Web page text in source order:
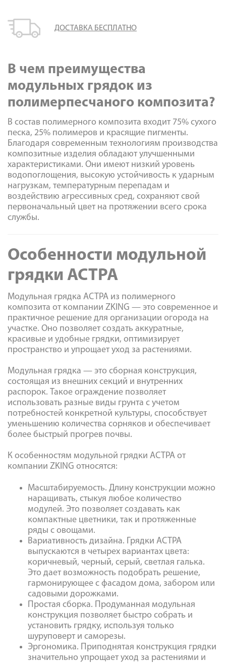
ДОСТАВКА БЕСПЛАТНО
В чем преимущества
модульных грядок из
полимерпесчаного композита?
В состав полимерного композита входит 75% сухого
песка, 25% полимеров и красящие пигменты.
Благодаря современным технологиям производства
композитные изделия обладают улучшенными
характеристиками. Они имеют низкий уровень
водопоглощения, высокую устойчивость к ударным
нагрузкам, температурным перепадам и
воздействию агрессивных сред, сохраняют свой
первоначальный цвет на протяжении всего срока
службы.
Особенности модульной
грядки АСТРА
Модульная грядка АСТРА из полимерного
композита от компании ZKING — это современное и
практичное решение для организации огорода на
участке. Оно позволяет создать аккуратные,
красивые и удобные грядки, оптимизирует
пространство и упрощает уход за растениями.
Модульная грядка — это сборная конструкция,
состоящая из внешних секций и внутренних
распорок. Такое ограждение позволяет
использовать разные виды грунта с учетом
потребностей конкретной культуры, способствует
уменьшению количества сорняков и обеспечивает
более быстрый прогрев почвы.
К особенностям модульной грядки АСТРА от
компании ZKING относятся:
Масштабируемость. Длину конструкции можно
наращивать, стыкуя любое количество
модулей. Это позволяет создавать как
компактные цветники, так и протяженные
ряды с овощами.
Вариативность дизайна. Грядки АСТРА
выпускаются в четырех вариантах цвета:
коричневый, черный, серый, светлая галька.
Это дает возможность подобрать решение,
гармонирующее с фасадом дома, забором или
садовыми дорожками.
Простая сборка. Продуманная модульная
конструкция позволяет быстро собрать и
установить грядку, используя только
шуруповерт и саморезы.
Эргономика. Приподнятая конструкция грядки
значительно упрощает уход за растениями и